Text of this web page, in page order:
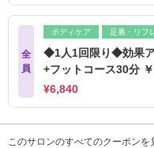
全
員
ボディケア 足裏・リフ
◆1人1回限り◆効果
+フットコース30分
¥6,840
このサロンのすべてのクーポンを